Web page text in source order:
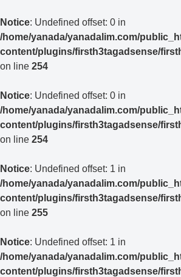
Notice: Undefined offset: 0 in
/home/yanada/yanadalim.com/
content/plugins/firsth3tagadsense/
on line 254
Notice: Undefined offset: 0 in
/home/yanada/yanadalim.com/
content/plugins/firsth3tagadsense/
on line 254
Notice: Undefined offset: 1 in
/home/yanada/yanadalim.com/
content/plugins/firsth3tagadsense/
on line 255
Notice: Undefined offset: 1 in
/home/yanada/yanadalim.com/
content/plugins/firsth3tagadsense/